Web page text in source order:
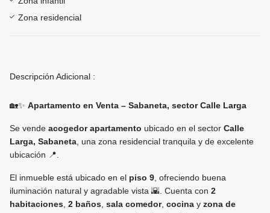
Zona residencial
Descripción Adicional :
🏡✨ Apartamento en Venta – Sabaneta, sector Calle Larga
Se vende acogedor apartamento ubicado en el sector Calle
Larga, Sabaneta , una zona residencial tranquila y de excelente
ubicación 📍.
El inmueble está ubicado en el piso 9 , ofreciendo buena
iluminación natural y agradable vista 🌇. Cuenta con 2
habitaciones 2 baños sala comedor, cocina y zona de